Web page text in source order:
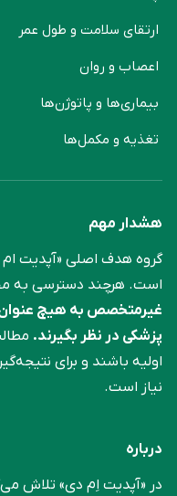
ارتقای سلامت و طول عمر
اعصاب و روان
بیماری‌ها و پاتوژن‌ها
تغذیه و مکمل‌ها
هشدار مهم
گروه هدف اصلی «آپدیت
است. هرچند دسترسی به
غیرمتخصص به هیچ عنوان
پزشکی در نظر بگیرند.
اولیه باشند و برای
نیاز است.
درباره
در «آپدیت اِم دی» تلاش